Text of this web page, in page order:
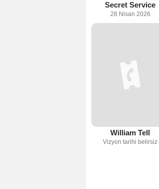
Secret Service
28 Nisan 2026
William Tell
Vizyon tarihi belirsiz